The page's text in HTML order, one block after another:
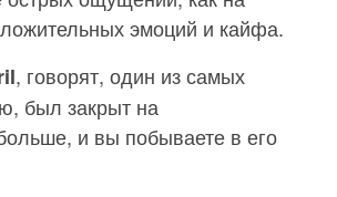
эмоций и кайфа.
, говорят, один из самых
был закрыт на
и вы побываете в его